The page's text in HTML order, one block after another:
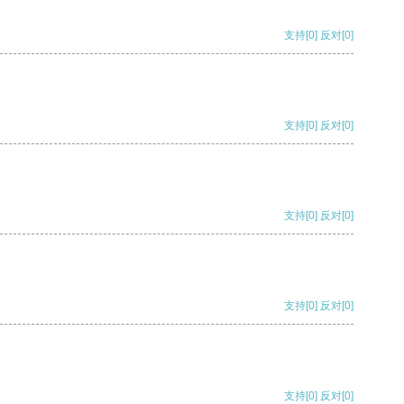
支持[0] 反对[0]
支持[0] 反对[0]
支持[0] 反对[0]
支持[0] 反对[0]
支持[0] 反对[0]